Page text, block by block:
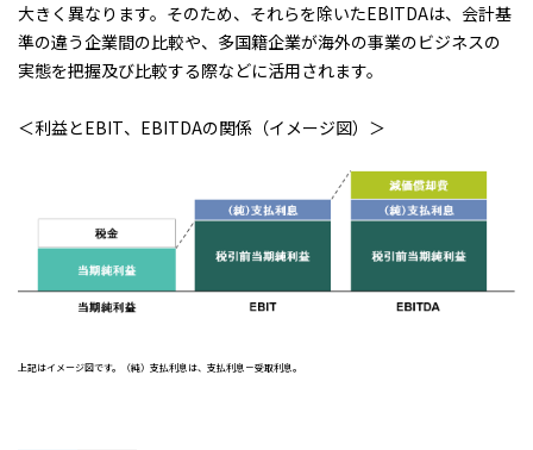
大きく異なります。そのため、それらを除いたEBITDAは、会計基
準の違う企業間の比較や、多国籍企業が海外の事業のビジネスの
実態を把握及び比較する際などに活用されます。
＜利益とEBIT、EBITDAの関係（イメージ図）＞
上記はイメージ図です。（純）支払利息は、支払利息－受取利息。